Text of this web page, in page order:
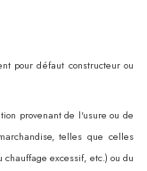
pour défaut constructeur ou
provenant de l'usure ou de
telles que celles
excessif, etc.) ou du